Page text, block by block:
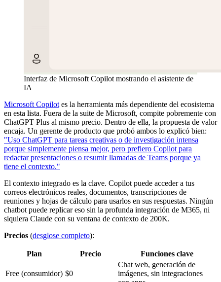
Interfaz de Microsoft Copilot mostrando el asistente de
IA
Microsoft Copilot es la herramienta más dependiente del ecosistema
en esta lista. Fuera de la suite de Microsoft, compite pobremente con
ChatGPT Plus al mismo precio. Dentro de ella, la propuesta de valor
encaja. Un gerente de producto que probó ambos lo explicó bien:
"Uso ChatGPT para tareas creativas o de investigación intensa
porque simplemente piensa mejor, pero prefiero Copilot para
redactar presentaciones o resumir llamadas de Teams porque ya
tiene el contexto."
El contexto integrado es la clave. Copilot puede acceder a tus
correos electrónicos reales, documentos, transcripciones de
reuniones y hojas de cálculo para usarlos en sus respuestas. Ningún
chatbot puede replicar eso sin la profunda integración de M365, ni
siquiera Claude con su ventana de contexto de 200K.
Precios (desglose completo):
Plan Precio Funciones clave
Free (consumidor) $0
Chat web, generación de
imágenes, sin integraciones